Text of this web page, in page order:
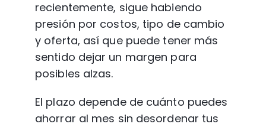
recientemente, sigue habiendo
presión por costos, tipo de cambio
y oferta, así que puede tener más
sentido dejar un margen para
posibles alzas.
El plazo depende de cuánto puedes
ahorrar al mes sin desordenar tus